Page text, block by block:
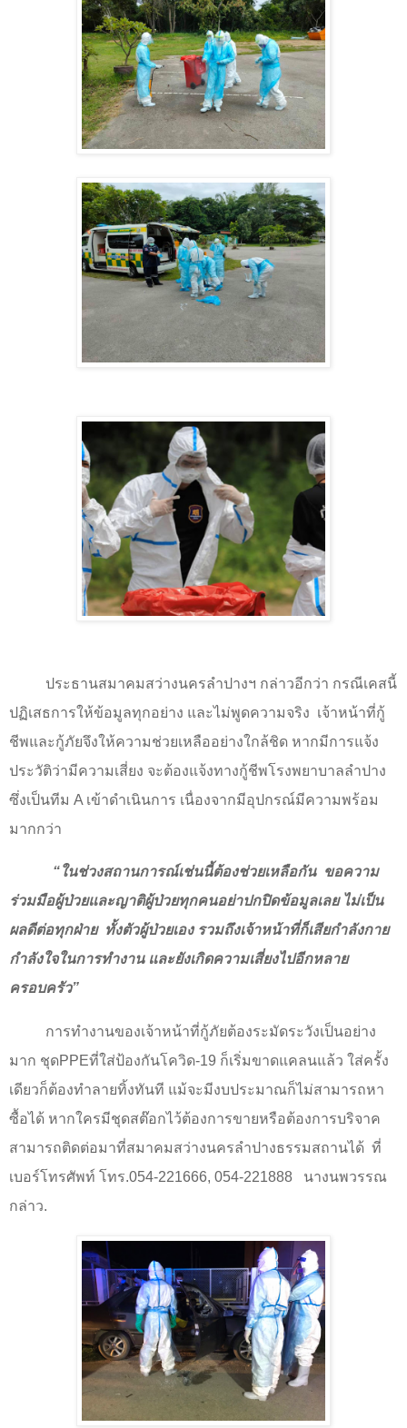
ประธานสมาคมสว่างนครลำปางฯ กล่าวอีกว่า กรณีเคสนี้
ปฏิเสธการให้ข้อมูลทุกอย่าง และไม่พูดความจริง เจ้าหน้าที่กู้
ชีพและกู้ภัยจึงให้ความช่วยเหลืออย่างใกล้ชิด หากมีการแจ้ง
ประวัติว่ามีความเสี่ยง จะต้องแจ้งทางกู้ชีพโรงพยาบาลลำปาง
ซึ่งเป็นทีม A เข้าดำเนินการ เนื่องจากมีอุปกรณ์มีความพร้อม
มากกว่า
“ในช่วงสถานการณ์เช่นนี้ต้องช่วยเหลือกัน ขอความ
ร่วมมือผู้ป่วยและญาติผู้ป่วยทุกคนอย่าปกปิดข้อมูลเลย ไม่เป็น
ผลดีต่อทุกฝ่าย ทั้งตัวผู้ป่วยเอง รวมถึงเจ้าหน้าที่ก็เสียกำลังกาย
กำลังใจในการทำงาน และยังเกิดความเสี่ยงไปอีกหลาย
ครอบครัว”
การทำงานของเจ้าหน้าที่กู้ภัยต้องระมัดระวังเป็นอย่าง
มาก ชุดPPEที่ใส่ป้องกันโควิด-19 ก็เริ่มขาดแคลนแล้ว ใส่ครั้ง
เดียวก็ต้องทำลายทิ้งทันที แม้จะมีงบประมาณก็ไม่สามารถหา
ซื้อได้ หากใครมีชุดสต๊อกไว้ต้องการขายหรือต้องการบริจาค
สามารถติดต่อมาที่สมาคมสว่างนครลำปางธรรมสถานได้ ที่
เบอร์โทรศัพท์ โทร.054-221666, 054-221888
นางนพวรรณ
กล่าว.